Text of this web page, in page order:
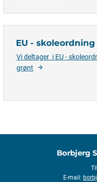
EU - skoleordning
Vi deltager i EU -
grønt
Borbjerg
E-mail: